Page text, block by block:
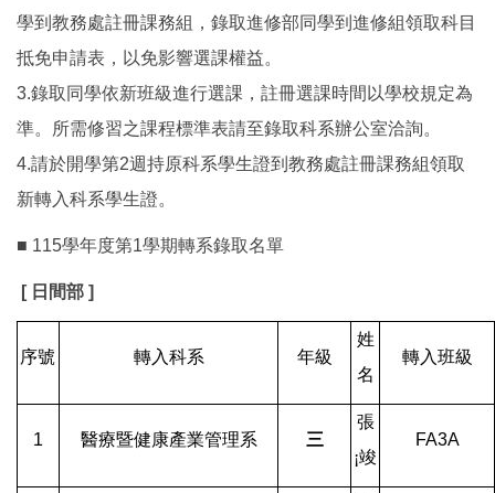
學到教務處註冊課務組，錄取進修部同學到進修組領取科目
抵免申請表，以免影響選課權益。
3.錄取同學依新班級進行選課，註冊選課時間以學校規定為
準。所需修習之課程標準表請至錄取科系辦公室洽詢。
4.請於開學第2週持原科系學生證到教務處註冊課務組領取
新轉入科系學生證。
■ 115學年度第1學期轉系錄取名單
[ 日間部 ]
序號 轉入科系 年級
姓
名
轉入班級
1 醫療暨健康產業管理系 三
張
¡竣
FA3A